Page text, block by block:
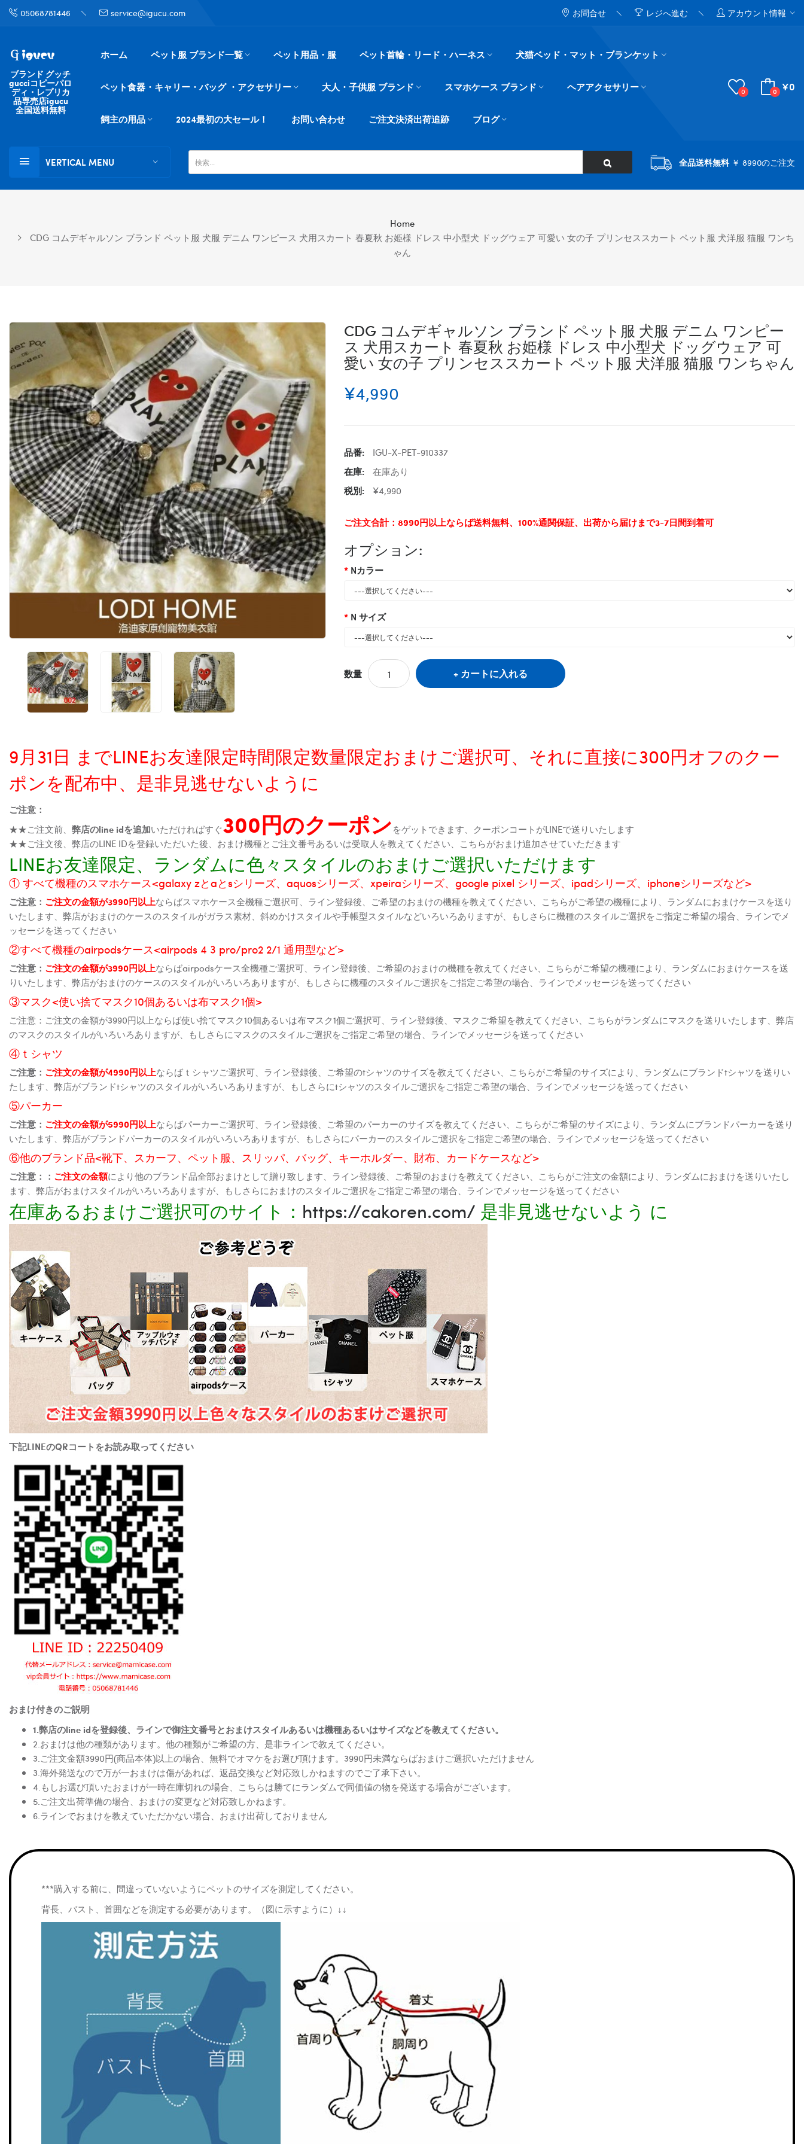
05068781446 service@igucu.com お問合せ レジへ進む アカウント情報
ブランド グッチ
gucciコピーパロ
ディ・レプリカ
品専売店igucu
全国送料無料
ホーム ペット服 ブランド一覧 ペット用品・服 ペット首輪・リード・ハーネス 犬猫ベッド・マット・ブランケット
ペット食器・キャリー・バッグ ・アクセサリー 大人・子供服 ブランド スマホケース ブランド ヘアアクセサリー
飼主の用品 2024最初の大セール！ お問い合わせ ご注文決済出荷追跡 ブログ
0 0 ¥0
VERTICAL MENU 全品送料無料￥ 8990のご注文
Home
CDG コムデギャルソン ブランド ペット服 犬服 デニム ワンピース 犬用スカート 春夏秋 お姫様 ドレス 中小型犬 ドッグウェア 可愛い 女の子 プリンセススカート ペット服 犬洋服 猫服 ワンち
ゃん
CDG コムデギャルソン ブランド ペット服 犬服 デニム ワンピー
ス 犬用スカート 春夏秋 お姫様 ドレス 中小型犬 ドッグウェア 可
愛い 女の子 プリンセススカート ペット服 犬洋服 猫服 ワンちゃん
¥4,990
品番:
IGU-X-PET-910337
在庫:
在庫あり
税別:
¥4,990
ご注文合計：8990円以上ならば送料無料、100%通関保証、出荷から届けまで3-7日間到着可
オプション:
Nカラー
N サイズ
数量 カートに入れる
9月31日 までLINEお友達限定時間限定数量限定おまけご選択可、それに直接に300円オフのクー
ポンを配布中、是非見逃せないように
ご注意：
★★ご注文前、 弊店のline idを追加いただければすぐ300円のクーポンをゲットできます、クーポンコートがLINEで送りいたします
★★ご注文後、弊店のLINE IDを登録いただいた後、おまけ機種とご注文番号あるいは受取人を教えてください、こちらがおまけ追加させていただきます
LINEお友達限定、ランダムに色々スタイルのおまけご選択いただけます
① すべて機種のスマホケース<galaxy zとaとsシリーズ、aquosシリーズ、xpeiraシリーズ、google pixel シリーズ、ipadシリーズ、iphoneシリーズなど>
ご注意： ご注文の金額が3990円以上ならばスマホケース全機種ご選択可、ライン登録後、ご希望のおまけの機種を教えてください、こちらがご希望の機種により、ランダムにおまけケースを送り
いたします、弊店がおまけのケースのスタイルがガラス素材、斜めかけスタイルや手帳型スタイルなどいろいろありますが、もしさらに機種のスタイルご選択をご指定ご希望の場合、ラインでメ
ッセージを送ってください
②すべて機種のairpodsケース<airpods 4 3 pro/pro2 2/1 通用型など>
ご注意： ご注文の金額が3990円以上ならばairpodsケース全機種ご選択可、ライン登録後、ご希望のおまけの機種を教えてください、こちらがご希望の機種により、ランダムにおまけケースを送
りいたします、弊店がおまけのケースのスタイルがいろいろありますが、もしさらに機種のスタイルご選択をご指定ご希望の場合、ラインでメッセージを送ってください
③マスク<使い捨てマスク10個あるいは布マスク1個>
ご注意：ご注文の金額が3990円以上ならば使い捨てマスク10個あるいは布マスク1個ご選択可、ライン登録後、マスクご希望を教えてください、こちらがランダムにマスクを送りいたします、弊店
のマスクのスタイルがいろいろありますが、もしさらにマスクのスタイルご選択をご指定ご希望の場合、ラインでメッセージを送ってください
④ｔシャツ
ご注意： ご注文の金額が4990円以上ならばｔシャツご選択可、ライン登録後、ご希望のtシャツのサイズを教えてください、こちらがご希望のサイズにより、ランダムにブランドtシャツを送りい
たします、弊店がブランドtシャツのスタイルがいろいろありますが、もしさらにtシャツのスタイルご選択をご指定ご希望の場合、ラインでメッセージを送ってください
⑤パーカー
ご注意： ご注文の金額が5990円以上ならばパーカーご選択可、ライン登録後、ご希望のパーカーのサイズを教えてください、こちらがご希望のサイズにより、ランダムにブランドパーカーを送り
いたします、弊店がブランドパーカーのスタイルがいろいろありますが、もしさらにパーカーのスタイルご選択をご指定ご希望の場合、ラインでメッセージを送ってください
⑥他のブランド品<靴下、スカーフ、ペット服、スリッパ、バッグ、キーホルダー、財布、カードケースなど>
ご注意：： ご注文の金額により他のブランド品全部おまけとして贈り致します、ライン登録後、ご希望のおまけを教えてください、こちらがご注文の金額により、ランダムにおまけを送りいたし
ます、弊店がおまけスタイルがいろいろありますが、もしさらにおまけのスタイルご選択をご指定ご希望の場合、ラインでメッセージを送ってください
在庫あるおまけご選択可のサイト： https://cakoren.com/ 是非見逃せないよう に
下記LINEのQRコートをお読み取ってください
おまけ付きのご説明
1.弊店のline idを登録後、ラインで御注文番号とおまけスタイルあるいは機種あるいはサイズなどを教えてください。
2.おまけは他の種類があります。他の種類がご希望の方、是非ラインで教えてください。
3.ご注文金額3990円(商品本体)以上の場合、無料でオマケをお選び頂けます。3990円未満ならばおまけご選択いただけません
3.海外発送なので万が一おまけは傷があれば、返品交換など対応致しかねますのでご了承下さい。
4.もしお選び頂いたおまけが一時在庫切れの場合、こちらは勝てにランダムで同価値の物を発送する場合がございます。
5.ご注文出荷準備の場合、おまけの変更など対応致しかねます。
6.ラインでおまけを教えていただかない場合、おまけ出荷しておりません
***購入する前に、間違っていないようにペットのサイズを測定してください。
背長、バスト、首囲などを測定する必要があります。（図に示すように）↓↓